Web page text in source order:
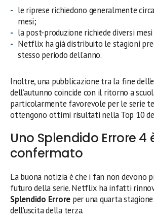
le riprese richiedono generalmente
mesi;
la post-produzione richiede diversi
Netflix ha già distribuito le stagioni
stesso periodo dell’anno.
Inoltre, una pubblicazione tra la fine
dell’autunno coincide con il ritorno a
particolarmente favorevole per le serie
ottengono ottimi risultati nella Top 10
Uno Splendido Errore 4
confermato
La buona notizia è che i fan non devono
futuro della serie. Netflix ha infatti
Splendido Errore per una quarta
dell’uscita della terza.